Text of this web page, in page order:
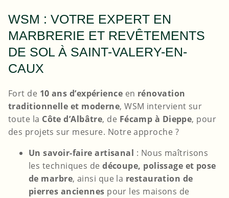
WSM : VOTRE EXPERT EN
MARBRERIE ET REVÊTEMENTS
DE SOL À SAINT-VALERY-EN-
CAUX
Fort de 10 ans d’expérience en rénovation
traditionnelle et moderne, WSM intervient sur
toute la Côte d’Albâtre, de Fécamp à Dieppe, pour
des projets sur mesure. Notre approche ?
Un savoir-faire artisanal : Nous maîtrisons
les techniques dedécoupe, polissage et pose
de marbre, ainsi que la restauration de
pierres anciennes pour les maisons de